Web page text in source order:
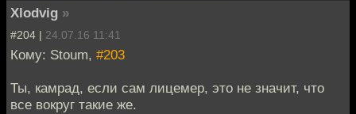
Xlodvig »
#204 | 24.07.16 11:41
Кому: Stoum, #203
Ты, камрад, если сам лицемер, это не значит, что
все вокруг такие же.